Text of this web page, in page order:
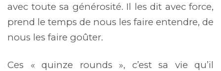
avec toute sa générosité. Il les dit avec force,
prend le temps de nous les faire entendre, de
nous les faire goûter.
Ces « quinze rounds », c’est sa vie qu’il